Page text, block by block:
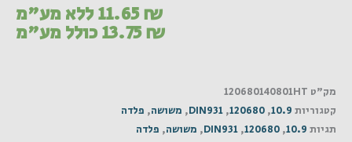
11.65₪ ללא מע"מ
13.75₪ כולל מע"מ
מק"ט 120680140801HT
קטגוריות 10.9
,
120680
,
DIN931
, משושה, פלדה
תגיות 10.9
,
120680
,
DIN931
, משושה, פלדה